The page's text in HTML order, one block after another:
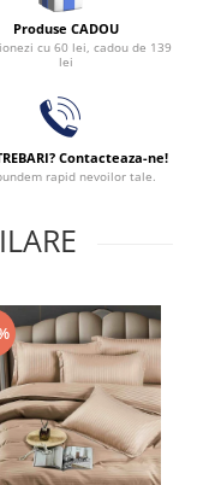
Produse CADOU
cu 60 lei, cadou de 139
lei
Contacteaza-ne!
rapid nevoilor tale.